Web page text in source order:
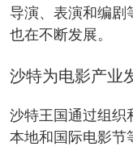
导演、表演和编剧
也在不断发展。
沙特为电影产业
沙特王国通过组织
本地和国际电影节